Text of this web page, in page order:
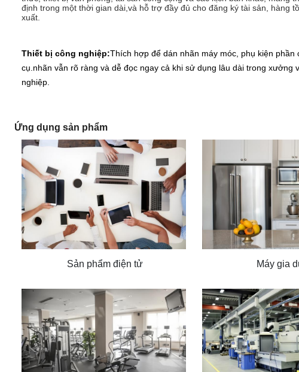
định trong một thời gian dài,và hỗ trợ đầy đủ cho đăng ký tài sản, hàng
xuất.
Thiết bị công nghiệp:Thích hợp để dán nhãn máy móc, phụ kiện phần
cụ.nhãn vẫn rõ ràng và dễ đọc ngay cả khi sử dụng lâu dài trong xưởng
nghiệp.
Ứng dụng sản phẩm
Sản phẩm điện tử Máy gia